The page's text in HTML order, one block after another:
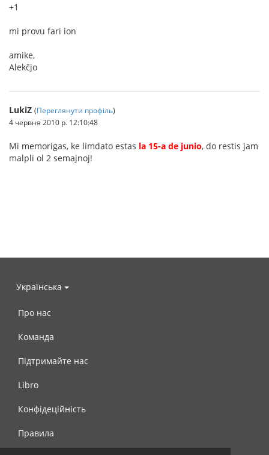
+1
mi provu fari ion
amike,
Alekĉjo
LukiZ (Переглянути профіль)
4 червня 2010 р. 12:10:48
Mi memorigas, ke limdato estas la 15-a de junio, do restis jam
malpli ol 2 semajnoj!
Українська
Про нас
Команда
Підтримайте нас
Libro
Конфідеційність
Правила